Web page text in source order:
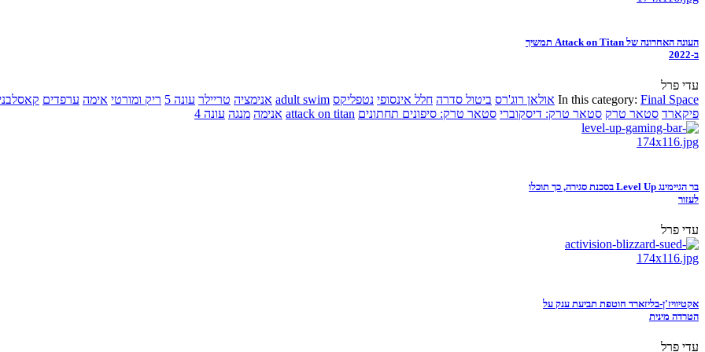
העונה האחרונה של Attack on Titan תמשיך
ב-2022
עדי פרל
In this category: Final Space אולאן רוג'רס ביטול סדרה חלל אינסופי נטפליקס adult swim אנימציה טריילר עונה 5 ריק ומורטי אימה ערפדים
פיקארד סטאר טרק סטאר טרק: דיסקוברי סטאר טרק: סיפונים תחתונים attack on titan אנימה מנגה עונה 4
בר הגיימינג Level Up בסכנת סגירה, כך תוכלו
לעזור
עדי פרל
אקטיוויז'ן-בליזארד חוטפת תביעת ענק על
הטרדה מינית
עדי פרל